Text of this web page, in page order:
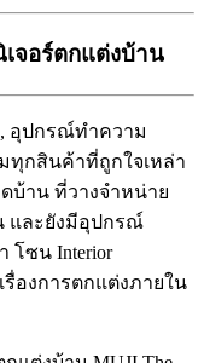
จอร์ตกแต่งบ้าน
, อุปกรณ์ทำความ
ทุกสินค้าที่ถูกใจเหล่า
บ้าน ที่วางจำหน่าย
และยังมีอุปกรณ์
โซน Interior
รื่องการตกแต่งภายใน